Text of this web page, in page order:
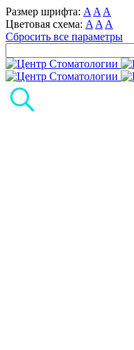
Размер шрифта: A A A
Цветовая схема: A A A
Сбросить все параметры